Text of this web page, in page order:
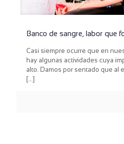
Banco de sangre, labor que
Casi siempre ocurre que en
hay algunas actividades cuya
alto. Damos por sentado que al
[…]